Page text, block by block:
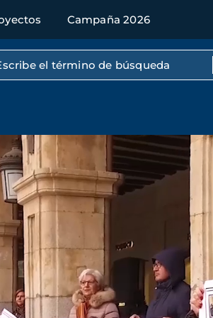
Campaña 2026
por texto completo